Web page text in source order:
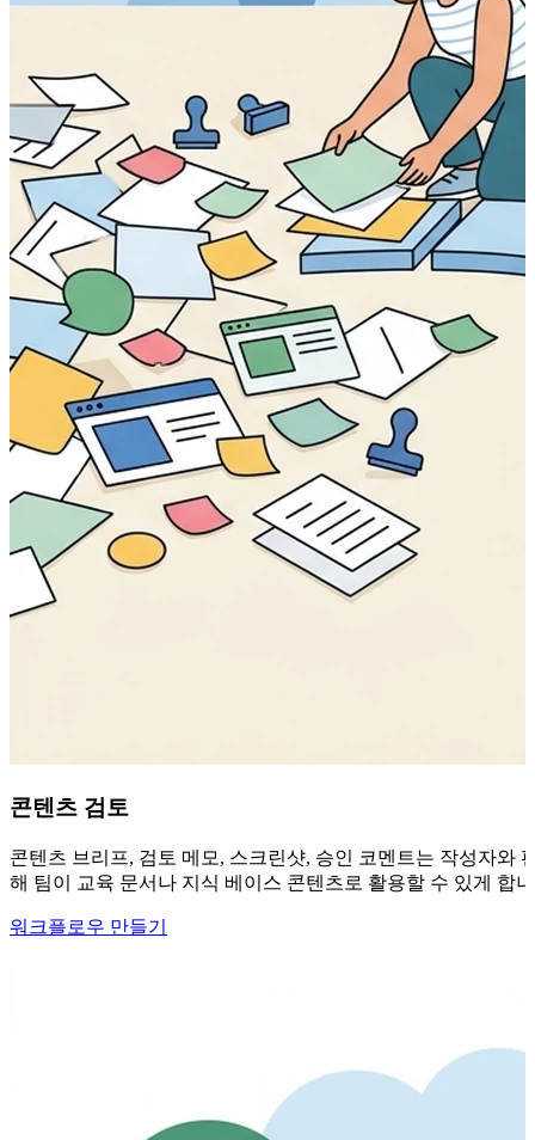
콘텐츠 검토
콘텐츠 브리프, 검토 메모, 스크린샷, 승인 코멘트는 작성자와
해 팀이 교육 문서나 지식 베이스 콘텐츠로 활용할 수 있게 합
워크플로우 만들기